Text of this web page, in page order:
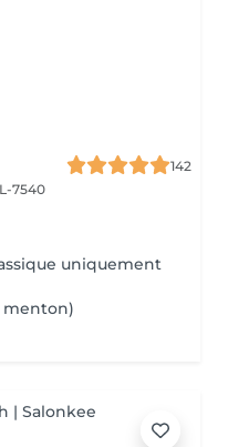
142
7540
uniquement
menton)